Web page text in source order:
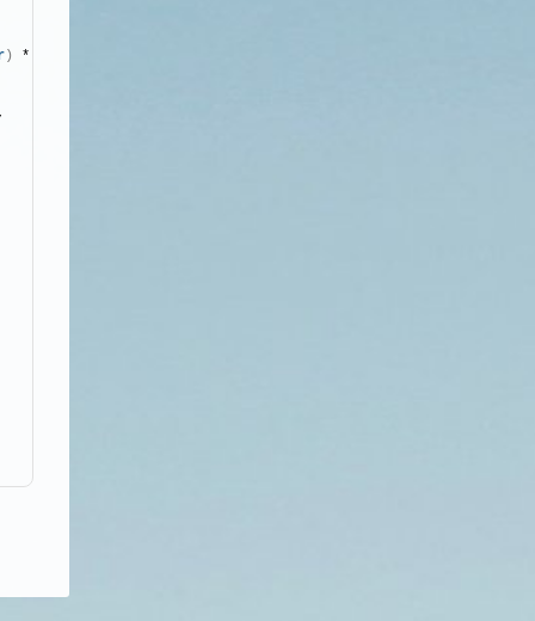
)